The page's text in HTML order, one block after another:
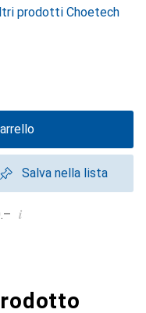
prodotti Choetech
Salva nella lista
i